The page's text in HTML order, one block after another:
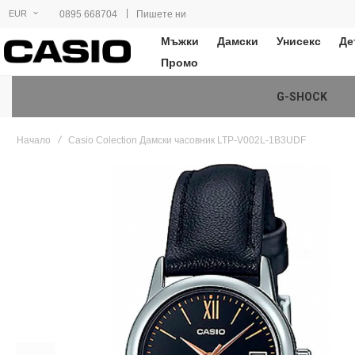
EUR 0895 668704 | Пишете ни
Мъжки Дамски Унисекс
Промо
G-SHOCK
Начало Casio Colection Дамски часовник LTP-V002L-1B3UDF